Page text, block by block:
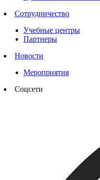
Сотрудничество
Учебные центры
Партнеры
Новости
Мероприятия
Соцсети